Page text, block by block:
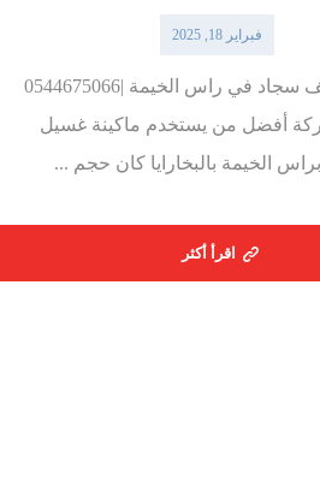
فبراير 18, 2025
شركة تنظيف سجاد في راس الخيمة |0544675066
أفضل من يستخدم ماكينة غسيل
الخيمة بالبخارايا كان حجم ...
اقرأ أكثر